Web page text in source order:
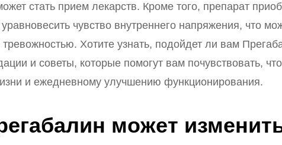
стать прием лекарств. Кроме того, препарат
чувство внутреннего напряжения, что
Хотите узнать, подойдет ли вам
и советы, которые помогут вам почувствовать,
и ежедневному улучшению функционирования.
может